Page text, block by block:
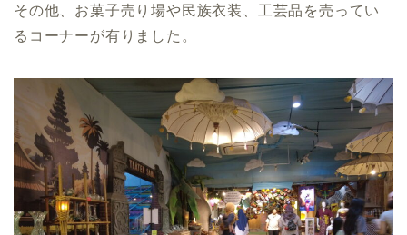
その他、お菓子売り場や民族衣装、工芸品を売ってい
るコーナーが有りました。